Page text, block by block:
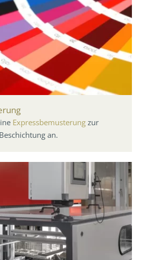
Expressbemusterung zur
an.